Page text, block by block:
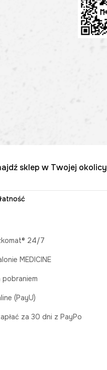
sklep w Twojej okolicy
24/7
MEDICINE
pobraniem
(PayU)
za 30 dni z PayPo